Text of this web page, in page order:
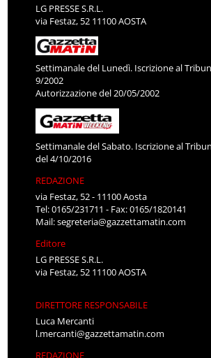
LG PRESSE S.R.L.
via Festaz, 52 11100 AOSTA
Settimanale del Lunedì. Iscrizione al
9/2002
Autorizzazione del 20/05/2002
Settimanale del Sabato. Iscrizione al
del 4/10/2016
REDAZIONE
via Festaz, 52 - 11100 Aosta
Tel: 0165/231711 - Fax: 0165/1820141
Mail:segreteria@gazzettamatin.com
Editore
LG PRESSE S.R.L.
via Festaz, 52 11100 AOSTA
DIRETTORE RESPONSABILE
Luca Mercanti
l.mercanti@gazzettamatin.com
REDAZIONE